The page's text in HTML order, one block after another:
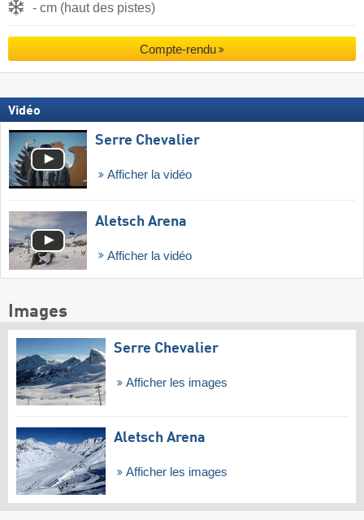
- cm (haut des pistes)
Compte-rendu
Vidéo
Serre Chevalier
Afficher la vidéo
Aletsch Arena
Afficher la vidéo
Images
Serre Chevalier
Afficher les images
Aletsch Arena
Afficher les images